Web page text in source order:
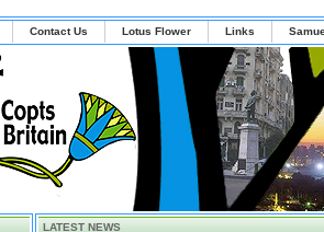
Contact Us Lotus Flower Links
LATEST NEWS